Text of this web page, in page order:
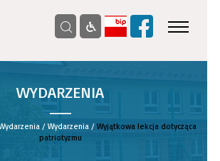
WYDARZENIA
__
/ Wydarzenia/ Wyjątkowa lekcja dotycząca
patriotyzmu